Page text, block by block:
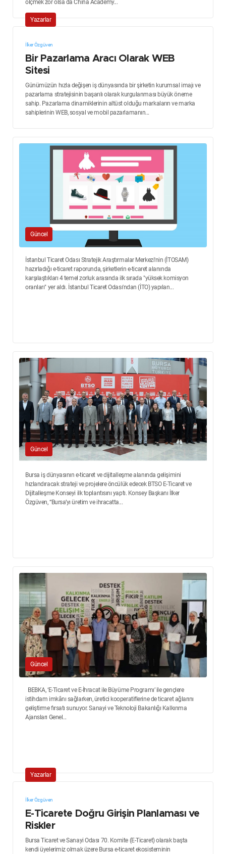
ölçmek zor olsa da China Academy...
Yazarlar
İlker Özgüven
Bir Pazarlama Aracı Olarak WEB
Sitesi
Günümüzün hızla değişen iş dünyasında bir şirketin kurumsal imajı ve
pazarlama stratejisinin başarılı olarak kurgulanması büyük öneme
sahip. Pazarlama dinamiklerinin altüst olduğu markaların ve marka
sahiplerinin WEB, sosyal ve mobil pazarlamanın...
Güncel
İstanbul Ticaret Odası Stratejik Araştırmalar Merkezi'nin (İTOSAM)
hazırladığı e-ticaret raporunda, şirketlerin e-ticaret alanında
karşılaştıkları 4 temel zorluk arasında ilk sırada "yüksek komisyon
oranları" yer aldı. İstanbul Ticaret Odası'ndan (İTO) yapılan...
Güncel
Bursa iş dünyasının e-ticaret ve dijitalleşme alanında gelişimini
hızlandıracak strateji ve projelere öncülük edecek BTSO E-Ticaret ve
Dijitalleşme Konseyi ilk toplantısını yaptı. Konsey Başkanı İlker
Özgüven, “Bursa’yı üretim ve ihracatta...
Güncel
BEBKA, ‘E-Ticaret ve E-İhracat ile Büyüme Programı’ ile gençlere
istihdam imkânı sağlarken, üretici kooperatiflerine de ticaret ağlarını
geliştirme fırsatı sunuyor. Sanayi ve Teknoloji Bakanlığı Kalkınma
Ajansları Genel...
Yazarlar
İlker Özgüven
E-Ticarete Doğru Girişin Planlaması ve
Riskler
Bursa Ticaret ve Sanayi Odası 70. Komite (E-Ticaret) olarak başta
kendi üyelerimiz olmak üzere Bursa e-ticaret ekosisteminin